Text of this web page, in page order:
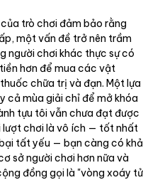
trò chơi đảm bảo rằng
một vấn đề trở nên trầm
người chơi khác thực sự có
hơn để mua các vật
chữa trị và đạn. Một lựa
cả mùa giải chỉ để mở khóa
tựu tôi vẫn chưa đạt được
lượt chơi là vô ích — tốt nhất
tất yếu — bạn càng có khả
sở người chơi hơn nữa và
đồng gọi là "vòng xoáy tử